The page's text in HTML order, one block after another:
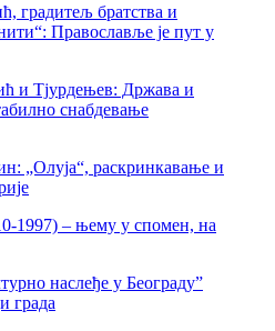
градитељ братства и
Православље је пут у
и Тјурдењев: Држава и
снабдевање
„Олуја“, раскринкавање и
1997) – њему у спомен, на
наслеђе у Београду”
града